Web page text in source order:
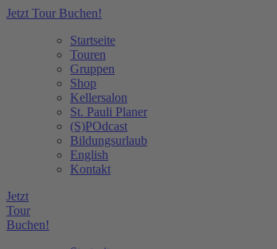
Jetzt Tour Buchen!
Startseite
Touren
Gruppen
Shop
Kellersalon
St. Pauli Planer
(S)POdcast
Bildungsurlaub
English
Kontakt
Jetzt
Tour
Buchen!